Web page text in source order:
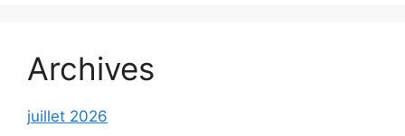
Archives
juillet 2026